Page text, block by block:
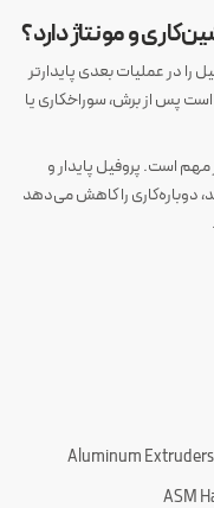
و مونتاژ دارد؟
را در عملیات بعدی پایدارتر
پس از برش، سوراخکاری یا
است. پروفیل پایدار و
دوباره‌کاری را کاهش می‌دهد
Aluminum
ASM